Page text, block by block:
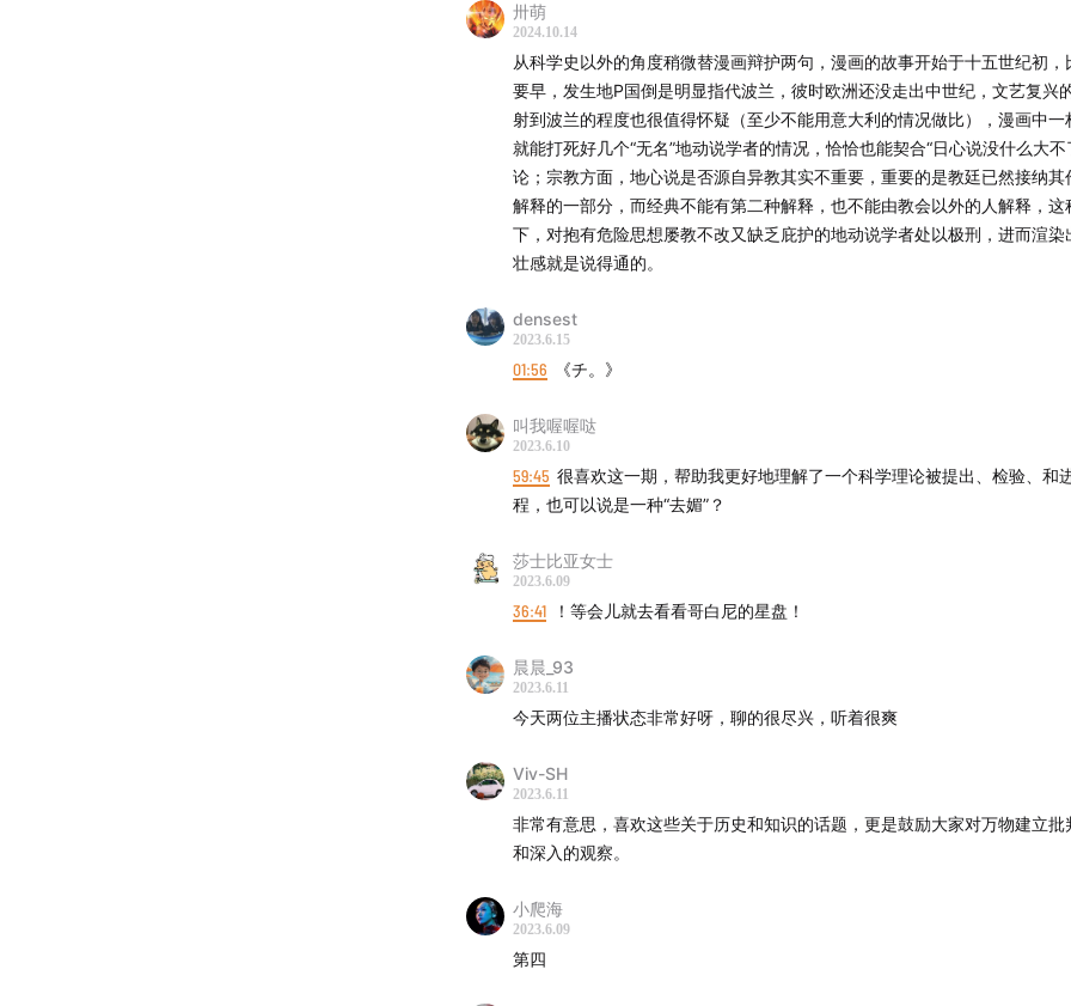
卅萌
2024.10.14
从科学史以外的角度稍微替漫画辩护两句，漫画的故事开始于十五世纪初，
要早，发生地P国倒是明显指代波兰，彼时欧洲还没走出中世纪，文艺复兴
射到波兰的程度也很值得怀疑（至少不能用意大利的情况做比），漫画中一
就能打死好几个“无名”地动说学者的情况，恰恰也能契合“日心说没什么大不
论；宗教方面，地心说是否源自异教其实不重要，重要的是教廷已然接纳其
解释的一部分，而经典不能有第二种解释，也不能由教会以外的人解释，这
下，对抱有危险思想屡教不改又缺乏庇护的地动说学者处以极刑，进而渲染
壮感就是说得通的。
densest
2023.6.15
01:56 《チ。》
叫我喔喔哒
2023.6.10
59:45 很喜欢这一期，帮助我更好地理解了一个科学理论被提出、检验、和
程，也可以说是一种“去媚”？
莎士比亚女士
2023.6.09
36:41 ！等会儿就去看看哥白尼的星盘！
晨晨_93
2023.6.11
今天两位主播状态非常好呀，聊的很尽兴，听着很爽
Viv-SH
2023.6.11
非常有意思，喜欢这些关于历史和知识的话题，更是鼓励大家对万物建立批
和深入的观察。
小爬海
2023.6.09
第四